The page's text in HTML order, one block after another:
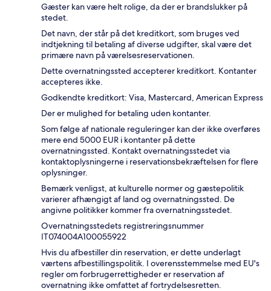
Gæster kan være helt rolige, da der er brandslukker på
stedet.
Det navn, der står på det kreditkort, som bruges ved
indtjekning til betaling af diverse udgifter, skal være det
primære navn på værelsesreservationen.
Dette overnatningssted accepterer kreditkort. Kontanter
accepteres ikke.
Godkendte kreditkort: Visa, Mastercard, American Express
Der er mulighed for betaling uden kontanter.
Som følge af nationale reguleringer kan der ikke overføres
mere end 5000 EUR i kontanter på dette
overnatningssted. Kontakt overnatningsstedet via
kontaktoplysningerne i reservationsbekræftelsen for flere
oplysninger.
Bemærk venligst, at kulturelle normer og gæstepolitik
varierer afhængigt af land og overnatningssted. De
angivne politikker kommer fra overnatningsstedet.
Overnatningsstedets registreringsnummer
IT074004A100055922
Hvis du afbestiller din reservation, er dette underlagt
værtens afbestillingspolitik. I overensstemmelse med EU's
regler om forbrugerrettigheder er reservation af
overnatning ikke omfattet af fortrydelsesretten.